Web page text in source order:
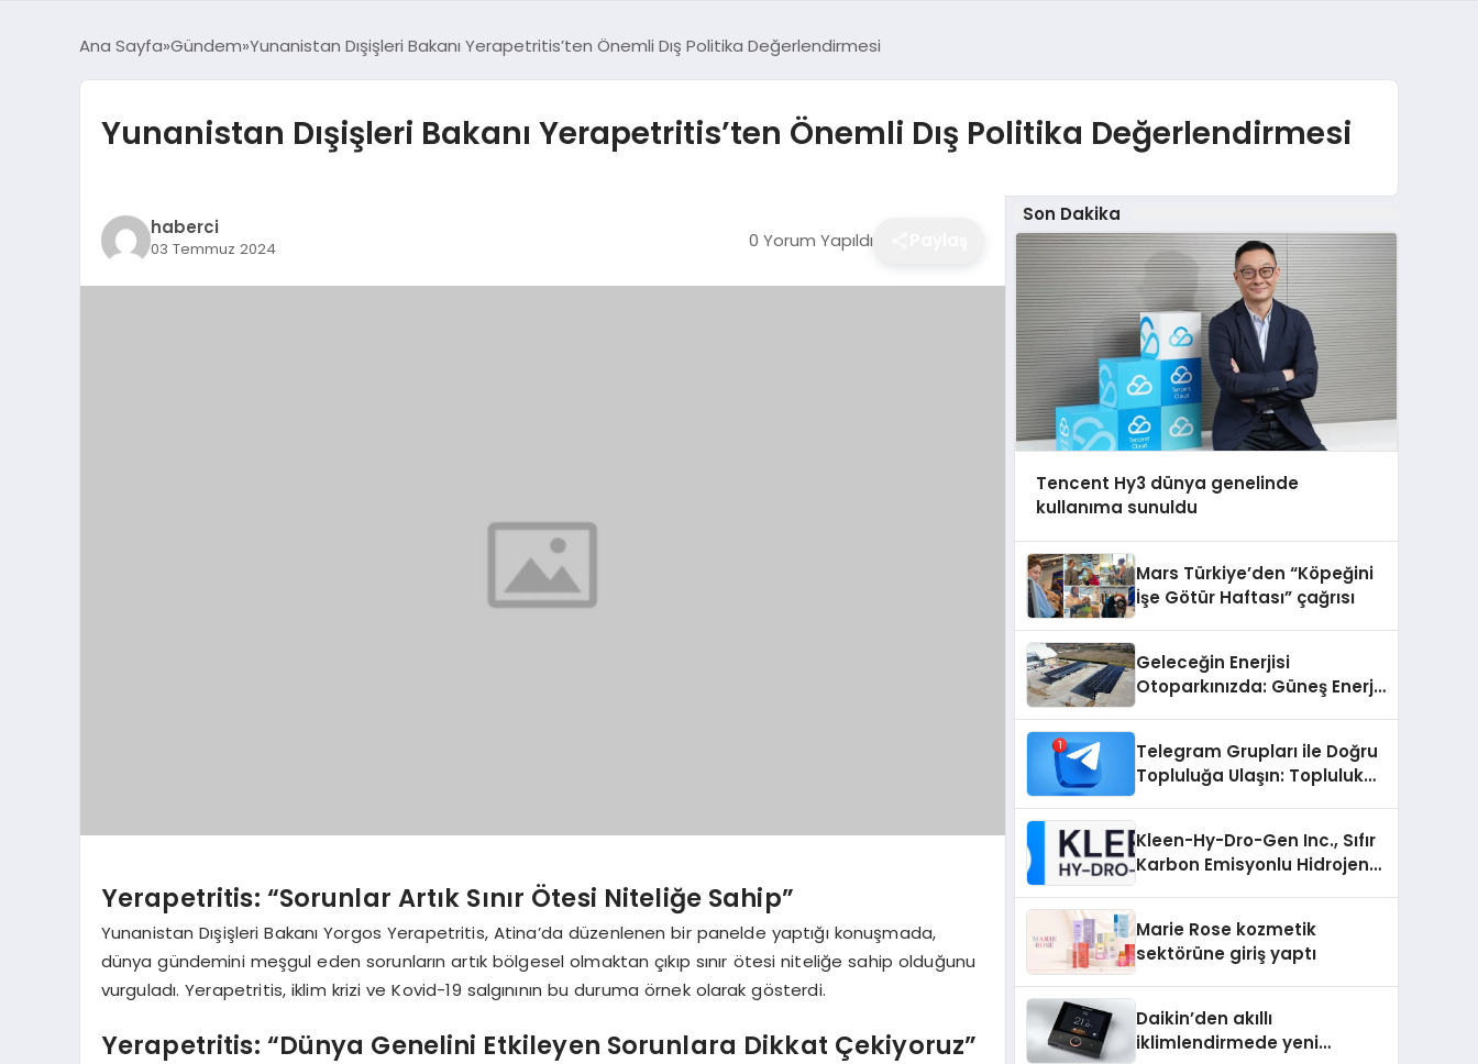
Ana Sayfa Gündem Yunanistan Dışişleri Bakanı Yerapetritis’ten Önemli Dış Politika Değerlendirmesi
Yunanistan Dışişleri Bakanı Yerapetritis’ten Önemli Dış Politika Değerlendirmesi
haberci
03 Temmuz 2024 0 Yorum Yapıldı
Yerapetritis: “Sorunlar Artık Sınır Ötesi Niteliğe Sahip”
Yunanistan Dışişleri Bakanı Yorgos Yerapetritis, Atina’da düzenlenen bir panelde yaptığı konuşmada,
dünya gündemini meşgul eden sorunların artık bölgesel olmaktan çıkıp sınır ötesi niteliğe sahip olduğunu
vurguladı. Yerapetritis, iklim krizi ve Kovid-19 salgınının bu duruma örnek olarak gösterdi.
Yerapetritis: “Dünya Genelini Etkileyen Sorunlara Dikkat Çekiyoruz”
Son Dakika
Tencent Hy3 dünya genelinde
kullanıma sunuldu
Mars Türkiye’den “Köpeğini
İşe Götür Haftası” çağrısı
Geleceğin Enerjisi
Otoparkınızda: Güneş Enerjili
Telegram Grupları ile Doğru
Topluluğa Ulaşın: Topluluk
Kleen-Hy-Dro-Gen Inc., Sıfır
Karbon Emisyonlu Hidrojen
Aldı
Marie Rose kozmetik
sektörüne giriş yaptı
Daikin’den akıllı
iklimlendirmede yeni